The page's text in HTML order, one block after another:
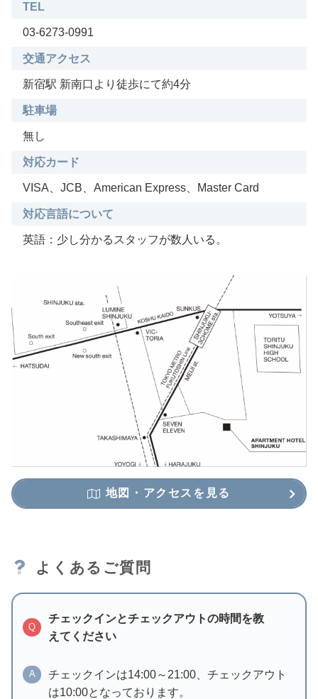
TEL
03-6273-0991
交通アクセス
新宿駅 新南口より徒歩にて約4分
駐車場
無し
対応カード
VISA、JCB、American Express、Master Card
対応言語について
英語：少し分かるスタッフが数人いる。
地図・アクセスを見る
よくあるご質問
Q
チェックインとチェックアウトの時間を教
えてください
A
チェックインは14:00～21:00、チェックアウト
は10:00となっております。